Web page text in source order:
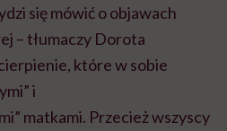
się mówić o objawach
– tłumaczy Dorota
które w sobie
i
matkami. Przecież wszyscy